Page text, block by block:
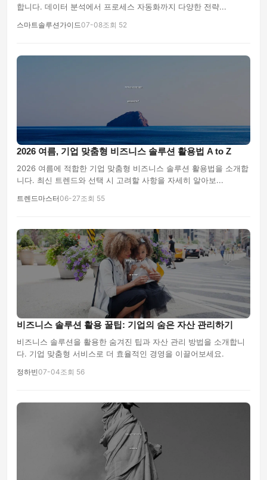
합니다. 데이터 분석에서 프로세스 자동화까지 다양한 전략...
스마트솔루션가이드07-08조회 52
2026 여름, 기업 맞춤형 비즈니스 솔루션 활용법 A to Z
2026 여름에 적합한 기업 맞춤형 비즈니스 솔루션 활용법을 소개합
니다. 최신 트렌드와 선택 시 고려할 사항을 자세히 알아보...
트렌드마스터06-27조회 55
비즈니스 솔루션 활용 꿀팁: 기업의 숨은 자산 관리하기
비즈니스 솔루션을 활용한 숨겨진 팁과 자산 관리 방법을 소개합니
다. 기업 맞춤형 서비스로 더 효율적인 경영을 이끌어보세요.
정하빈07-04조회 56